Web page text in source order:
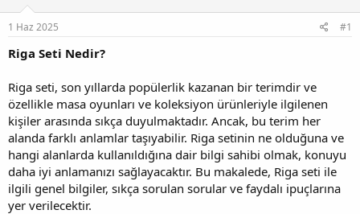
b
a
ş
t
a
n
ç
r
i
h
i
1 Haz 2025 #1
Riga Seti Nedir?
Riga seti, son yıllarda popülerlik kazanan bir terimdir ve
özellikle masa oyunları ve koleksiyon ürünleriyle ilgilenen
kişiler arasında sıkça duyulmaktadır. Ancak, bu terim her
alanda farklı anlamlar taşıyabilir. Riga setinin ne olduğuna ve
hangi alanlarda kullanıldığına dair bilgi sahibi olmak, konuyu
daha iyi anlamanızı sağlayacaktır. Bu makalede, Riga seti ile
ilgili genel bilgiler, sıkça sorulan sorular ve faydalı ipuçlarına
yer verilecektir.